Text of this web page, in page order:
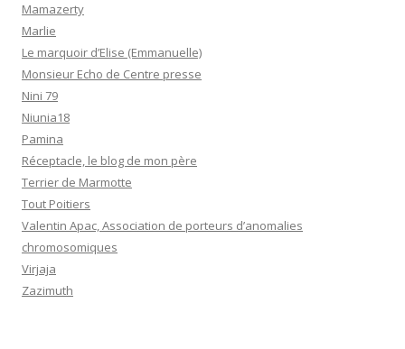
Mamazerty
Marlie
Le marquoir d’Elise (Emmanuelle)
Monsieur Echo de Centre presse
Nini 79
Niunia18
Pamina
Réceptacle, le blog de mon père
Terrier de Marmotte
Tout Poitiers
Valentin Apac, Association de porteurs d’anomalies
chromosomiques
Virjaja
Zazimuth